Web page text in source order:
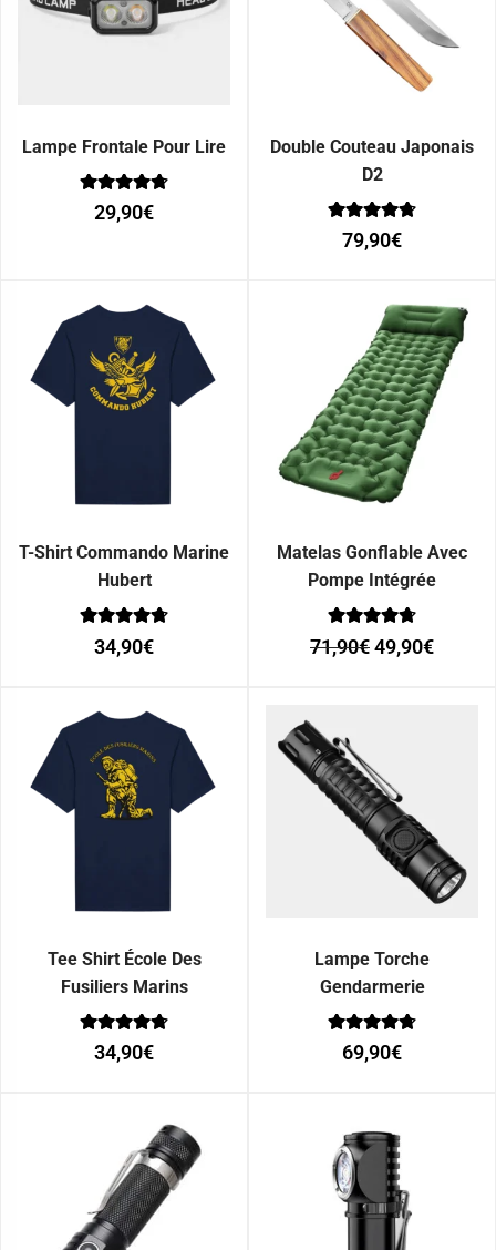
Lampe Frontale Pour Lire
Note
0
29,90€
Double Couteau Japonais
D2
Note
0
79,90€
T-Shirt Commando Marine
Hubert
Note
0
34,90€
Matelas Gonflable Avec
Pompe Intégrée
Note
0
71,90€49,90€
Tee Shirt École Des
Fusiliers Marins
Note
0
34,90€
Lampe Torche
Gendarmerie
Note
0
69,90€